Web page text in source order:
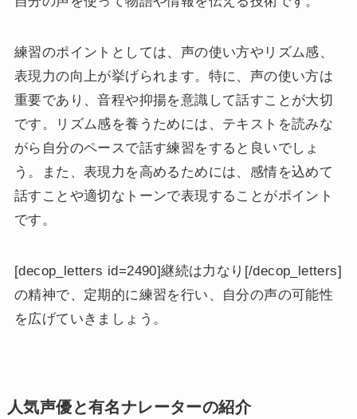
練習のポイントとしては、声の使い方やリズム感、
表現力の向上が挙げられます。特に、声の使い方は
重要であり、音程や抑揚を意識して話すことが大切
です。リズム感を養うためには、テキストを読みな
がら自分のペースで話す練習をすると良いでしょ
う。また、表現力を高めるためには、感情を込めて
話すことや適切なトーンで表現することがポイント
です。
[decop_letters id=2490]継続は力なり[/decop_letters]
の精神で、定期的に練習を行い、自分の声の可能性
を広げていきましょう。
人気声優と有名ナレーターの紹介